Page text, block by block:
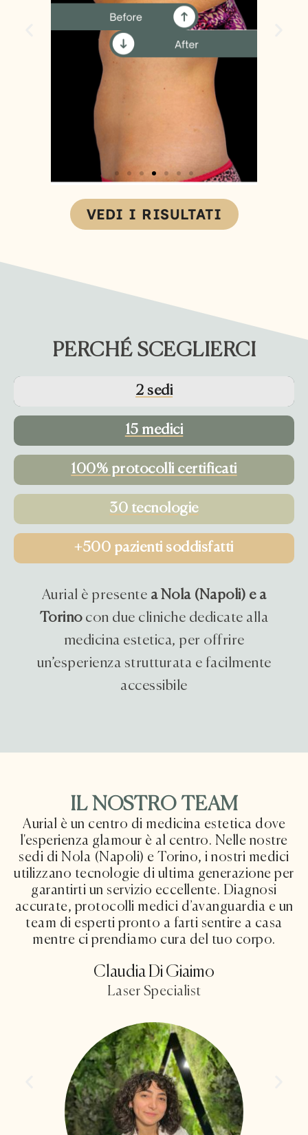
VEDI I RISULTATI
PERCHÉ SCEGLIERCI
2 sedi
15 medici
100% protocolli certificati
30 tecnologie
+500 pazienti soddisfatti
Aurial è presente a Nola (Napoli) e a
Torinocon due cliniche dedicate alla
medicina estetica, per offrire
un’esperienza strutturata e facilmente
accessibile
IL NOSTRO TEAM
Aurial è un centro di medicina estetica dove
l'esperienza glamour è al centro. Nelle nostre
sedi di Nola (Napoli) e Torino, i nostri medici
utilizzano tecnologie di ultima generazione per
garantirti un servizio eccellente. Diagnosi
accurate, protocolli medici d’avanguardia e un
team di esperti pronto a farti sentire a casa
mentre ci prendiamo cura del tuo corpo.
Claudia Di Giaimo
Laser Specialist